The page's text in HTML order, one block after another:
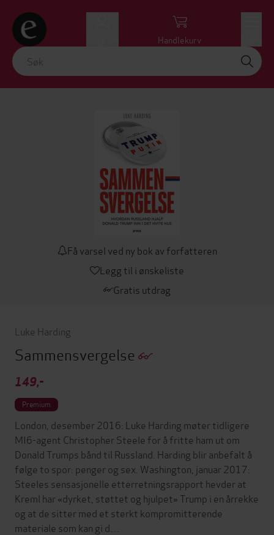
Handlekurv
Få varsel ved ny bok av forfatteren
Legg til i ønskeliste
Gratis utdrag
Luke Harding
Sammensvergelse
149,-
Premium
London, desember 2016: Luke Harding møter tidligere
MI6-agent Christopher Steele for å fritte ham ut om
Donald Trumps bånd til Russland. Harding blir anbefalt å
følge to spor: penger og sex. Washington, januar 2017:
Steeles sensasjonelle etterretningsrapport hevder at
Kreml har «dyrket, støttet og hjulpet» Trump i en årrekke
og at de sitter med et sterkt kompromitterende
materiale som kan gi d…